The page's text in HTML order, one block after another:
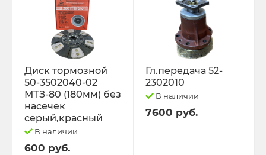
Диск тормозной
50-3502040-02
МТЗ-80 (180мм) без
насечек
серый,красный
В наличии
600 руб.
Гл.передача 52-
2302010
В наличии
7600 руб.